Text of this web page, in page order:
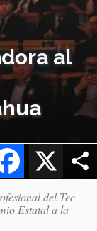
al
X
Facebook
del Tec
Estatal a la